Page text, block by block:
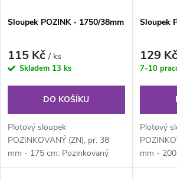
p
r
o
d
u
s
p
r
d
u
Sloupek POZINK - 1750/38mm
115 Kč/ ks
Skladem 13 ks
DO KOŠÍKU
Plotový sloupek
POZINKOVANÝ (ZN), pr. 38
mm - 175 cm: Pozinkovaný
kulatý plotový sloupek průměru
Sloupek
129
7-10
Plotový
mm -
kulatý